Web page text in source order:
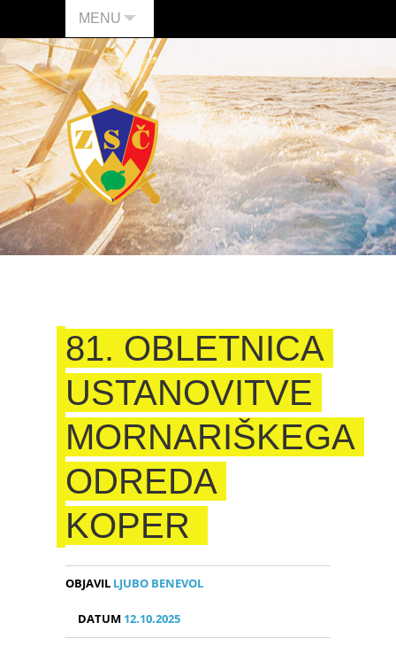
MENU
81. OBLETNICA
USTANOVITVE
MORNARIŠKEGA
ODREDA
KOPER
OBJAVIL LJUBO BENEVOL
DATUM 12.10.2025